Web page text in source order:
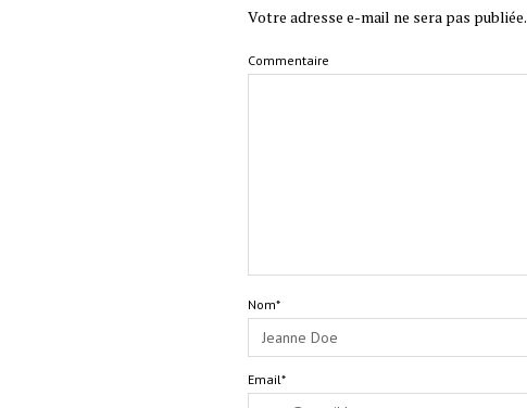
Votre adresse e-mail ne sera pas publiée.
Commentaire
Nom*
Email*